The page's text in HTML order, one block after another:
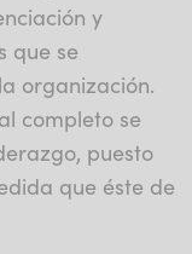
y
que se
organización.
completo se
puesto
que éste de